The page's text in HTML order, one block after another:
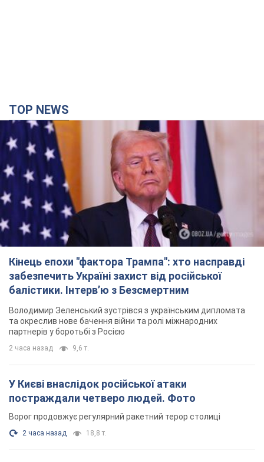
TOP NEWS
Кінець епохи "фактора Трампа": хто насправді
забезпечить Україні захист від російської
балістики. Інтерв’ю з Безсмертним
Володимир Зеленський зустрівся з українським дипломата
та окреслив нове бачення війни та ролі міжнародних
партнерів у боротьбі з Росією
2 часа назад 9,6 т.
У Києві внаслідок російської атаки
постраждали четверо людей. Фото
Ворог продовжує регулярний ракетний терор столиці
2 часа назад 18,8 т.